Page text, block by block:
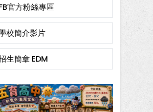
官方粉絲專區
校簡介影片
生簡章 EDM